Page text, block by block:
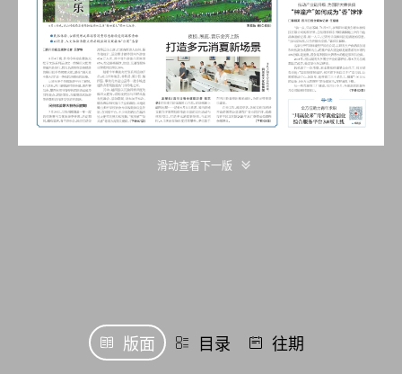
滑动查看下一版
版面 目录 往期